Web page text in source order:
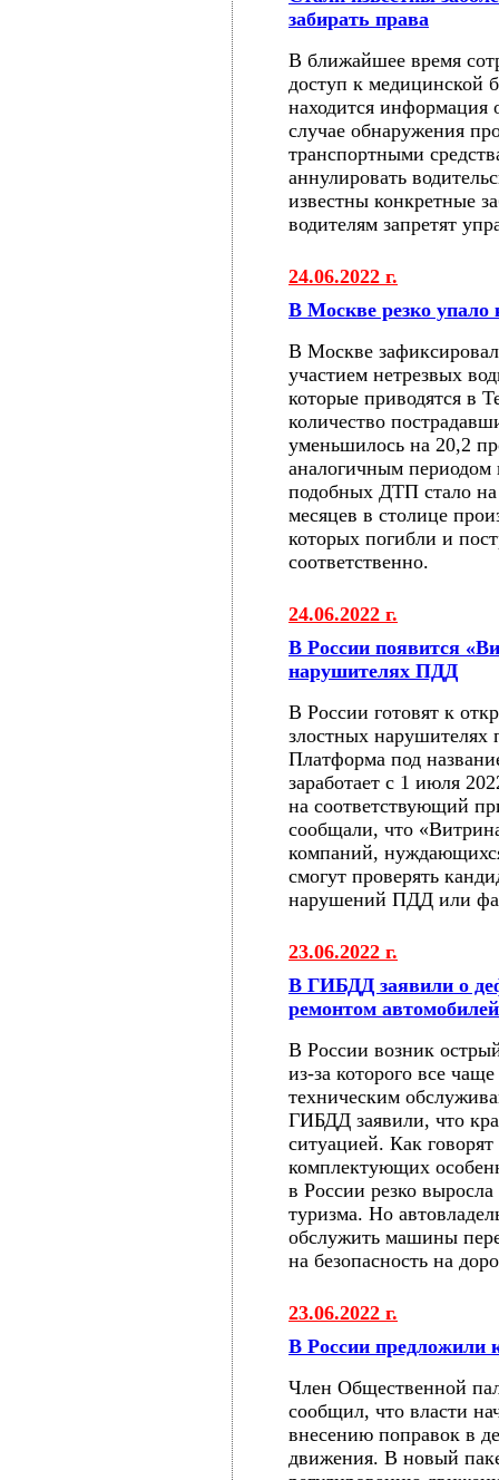
забирать права
В ближайшее время
доступ к медицинской
находится информация
случае обнаружения
транспортными
аннулировать
известны конкретные
водителям запретят
24.06.2022 г.
В Москве резко
В Москве
участием нетрезвых
которые приводятся в
количество
уменьшилось на 20,2
аналогичным
подобных ДТП стало
месяцев в столице
которых погибли и
соответственно.
24.06.2022 г.
В России появится
нарушителях ПДД
В России готовят к
злостных нарушителях
Платформа под
заработает с 1 июля
на соответствующий
сообщали, что
компаний,
смогут проверять
нарушений ПДД или
23.06.2022 г.
В ГИБДД заявили о
ремонтом автомобилей
В России возник
из-за которого все
техническим
ГИБДД заявили, что
ситуацией. Как
комплектующих
в России резко
туризма. Но
обслужить машины
на безопасность на
23.06.2022 г.
В России предложили
Член Общественной
сообщил, что власти
внесению поправок в
движения. В новый